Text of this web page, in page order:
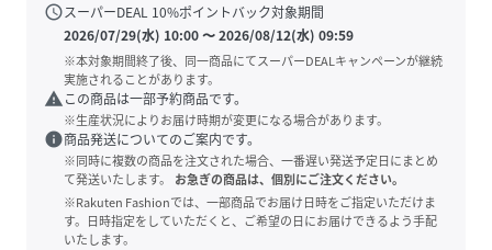
scheduleスーパーDEAL 10%ポイントバック対象期間
2026/07/29(水) 10:00〜2026/08/12(水) 09:59
※本対象期間終了後、同一商品にてスーパーDEALキャンペーンが継続
実施されることがあります。
warning この商品は一部予約商品です。
※生産状況によりお届け時期が変更になる場合があります。
info商品発送についてのご案内です。
※同時に複数の商品を注文された場合、一番遅い発送予定日にまとめ
て発送いたします。
お急ぎの商品は、個別にご注文ください。
※Rakuten Fashionでは、一部商品でお届け日時をご指定いただけま
す。日時指定をしていただくと、ご希望の日にお届けできるよう手配
いたします。